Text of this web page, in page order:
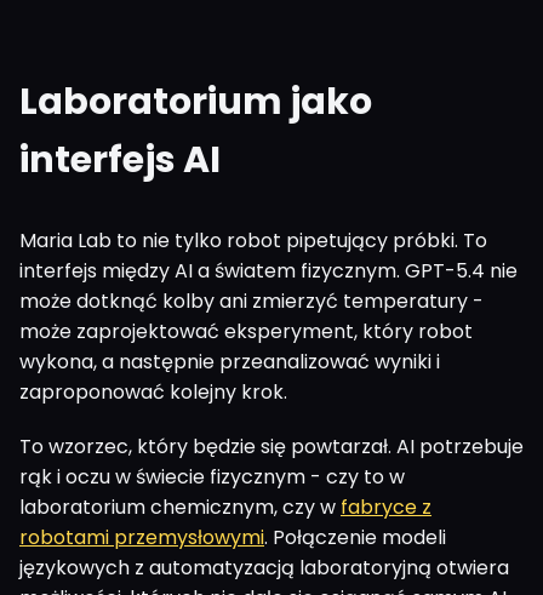
Laboratorium jako
interfejs AI
Maria Lab to nie tylko robot pipetujący próbki. To
interfejs między AI a światem fizycznym. GPT-5.4 nie
może dotknąć kolby ani zmierzyć temperatury -
może zaprojektować eksperyment, który robot
wykona, a następnie przeanalizować wyniki i
zaproponować kolejny krok.
To wzorzec, który będzie się powtarzał. AI potrzebuje
rąk i oczu w świecie fizycznym - czy to w
laboratorium chemicznym, czy w fabryce z
robotami przemysłowymi. Połączenie modeli
językowych z automatyzacją laboratoryjną otwiera